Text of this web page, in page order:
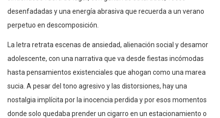
desenfadadas y una energía abrasiva que recuerda a un verano
perpetuo en descomposición.
La letra retrata escenas de ansiedad, alienación social y desamor
adolescente, con una narrativa que va desde fiestas incómodas
hasta pensamientos existenciales que ahogan como una marea
sucia. A pesar del tono agresivo y las distorsiones, hay una
nostalgia implícita por la inocencia perdida y por esos momentos
donde solo quedaba prender un cigarro en un estacionamiento o